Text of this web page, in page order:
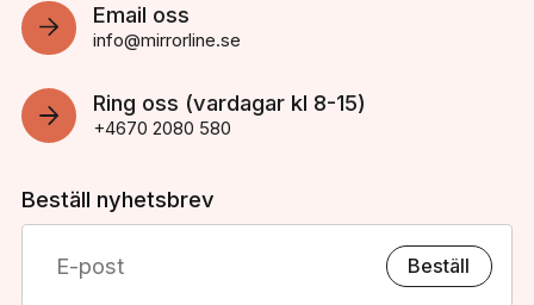
Email oss
info@mirrorline.se
Ring oss (vardagar kl 8-15)
+4670 2080 580
Beställ nyhetsbrev
Beställ